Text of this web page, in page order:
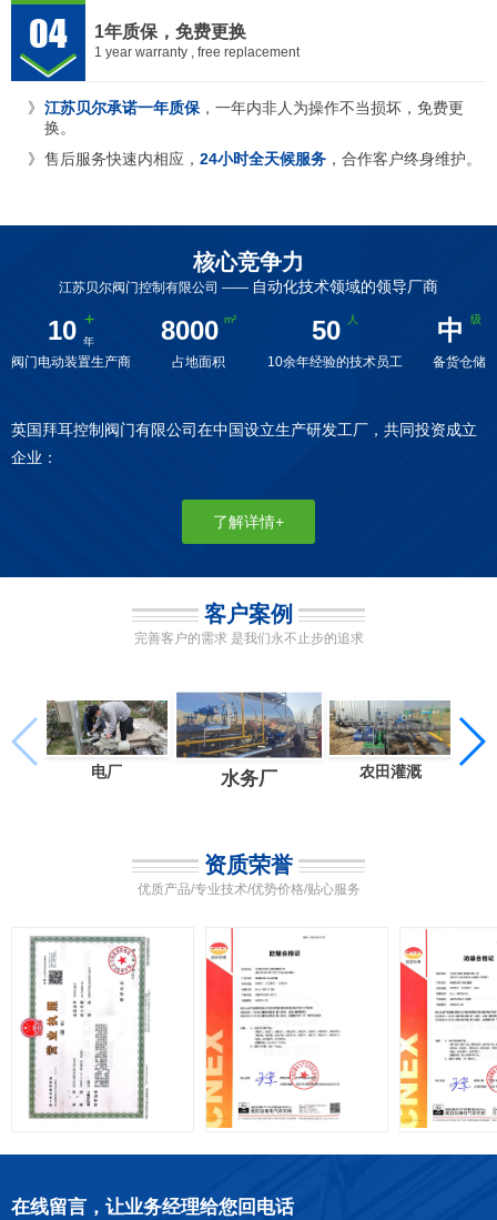
1年质保，免费更换
1 year warranty , free replacement
江苏贝尔承诺一年质保 ，一年内非人为操作不当损坏，免费更
换。
售后服务快速内相应， 24小时全天候服务 ，合作客户终身维护。
核心竞争力
江苏贝尔阀门控制有限公司 —— 自动化技术领域的领导厂商
10
阀门电动装置生产商
8000
占地面积
50
10余年经验的技术员工
中
备货仓储
英国拜耳控制阀门有限公司在中国设立生产研发工厂，共同投资成立
企业：
了解详情+
客户案例
完善客户的需求 是我们永不止步的追求
电厂 水务厂 农田灌溉
资质荣誉
优质产品/专业技术/优势价格/贴心服务
在线留言，让业务经理给您回电话